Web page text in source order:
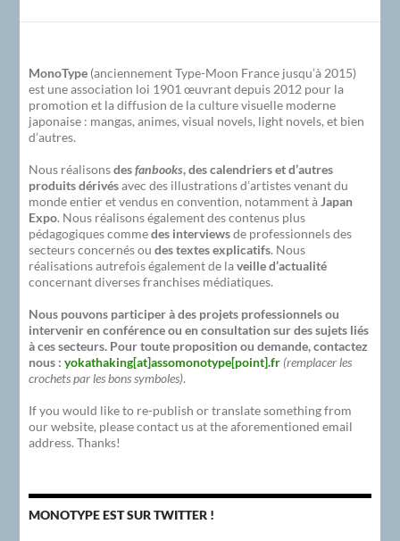
MonoType (anciennement Type-Moon France jusqu’à 2015)
est une association loi 1901 œuvrant depuis 2012 pour la
promotion et la diffusion de la culture visuelle moderne
japonaise : mangas, animes, visual novels, light novels, et bien
d’autres.
Nous réalisonsdesfanbooks, des calendriers et d’autres
produits dérivésavec des illustrations d’artistes venant du
monde entier et vendus en convention, notamment à Japan
Expo. Nous réalisons également des contenus plus
pédagogiques commedes interviewsde professionnels des
secteurs concernés oudes textes explicatifs. Nous
réalisations autrefois également de laveille d’actualité
concernant diverses franchises médiatiques.
Nous pouvons participer à des projets professionnels ou
intervenir en conférence ou en consultation sur des sujets liés
à ces secteurs. Pour toute proposition ou demande, contactez
nous :yokathaking[at]assomonotype[point].fr (remplacer les
crochets par les bons symboles).
If you would like to re-publish or translate something from
our website, please contact us at the aforementioned email
address. Thanks!
MONOTYPE EST SUR TWITTER !